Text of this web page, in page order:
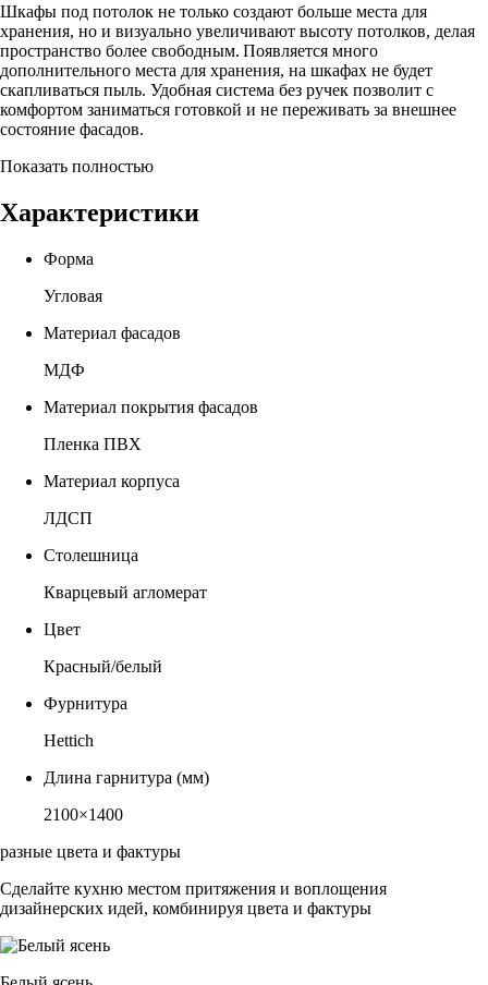
Шкафы под потолок не только создают больше места для
хранения, но и визуально увеличивают высоту потолков, делая
пространство более свободным. Появляется много
дополнительного места для хранения, на шкафах не будет
скапливаться пыль. Удобная система без ручек позволит с
комфортом заниматься готовкой и не переживать за внешнее
состояние фасадов.
Показать полностью
Характеристики
Форма
Угловая
Материал фасадов
МДФ
Материал покрытия фасадов
Пленка ПВХ
Материал корпуса
ЛДСП
Столешница
Кварцевый агломерат
Цвет
Красный/белый
Фурнитура
Hettich
Длина гарнитура (мм)
2100×1400
разные цвета и фактуры
Сделайте кухню местом притяжения и воплощения
дизайнерских идей, комбинируя цвета и фактуры